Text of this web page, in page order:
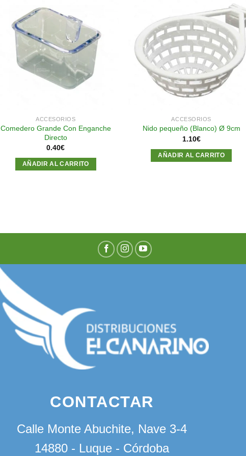
Añadir
a la
lista de
deseos
ACCESORIOS
Comedero Grande Con Enganche
Directo
0.40€
AÑADIR AL CARRITO
Añadir
a la
lista de
deseos
ACCESORIOS
Nido pequeño (Blanco) Ø 9cm
1.10€
AÑADIR AL CARRITO
CONTACTAR
Calle Monte Abuchite, Nave 3-4
14880 - Luque - Córdoba